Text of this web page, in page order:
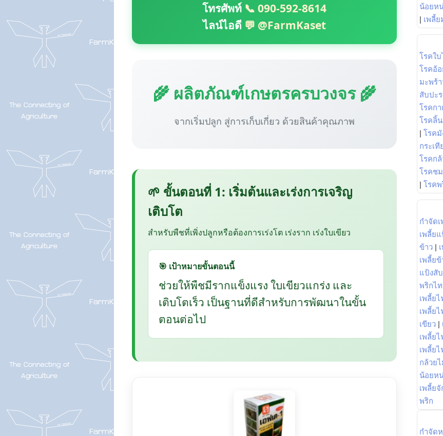
โทรศัพท์ 📞 090-592-8614
ไลน์ไอดี 💬 @FarmKaset
🌾 ผลิตภัณฑ์เกษตรครบวงจร 🌾
จากเริ่มปลูก สู่การเก็บเกี่ยว ด้วยสินค้าคุณภาพ
🌱 ขั้นตอนที่ 1: เริ่มต้นและเร่งการเจริญ
เติบโต
สำหรับพืชที่เพิ่งปลูกหรือต้องการเร่งโต เร่งราก เร่งใบเขียว
🎯 เป้าหมายขั้นตอนนี้
ช่วยให้พืชมีรากแข็งแรง ใบเขียวแกร่ง และ
เติบโตเร็ว เป็นฐานที่ดีสำหรับการพัฒนาในขั้น
ตอนต่อไป
น้อยห
| เพลี้
โรคใ
โรคอ้อ
มะพร้
สับปะ
โรคก
โรคลิ้
| โรค
กระเที
โรคก
โรคช
| โรคพ
กำจัด
เพลี้ย
ข้าว |
เพลี้ย
แป้งสั
พริกไ
เพลี้ย
เพลี้ย
เขียว |
เพลี้ย
เพลี้ย
กล้วย
น้อยห
เพลี้ย
พริก
กำจัด